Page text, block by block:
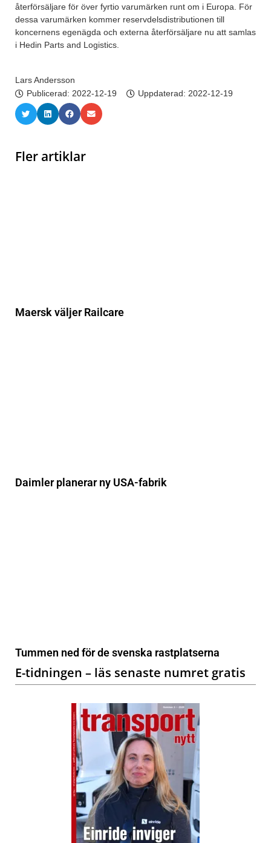
återförsäljare för över fyrtio varumärken runt om i Europa. För
dessa varumärken kommer reservdelsdistributionen till
koncernens egenägda och externa återförsäljare nu att samlas
i Hedin Parts and Logistics.
Lars Andersson
Publicerad: 2022-12-19 Uppdaterad: 2022-12-19
Fler artiklar
Maersk väljer Railcare
Daimler planerar ny USA-fabrik
Tummen ned för de svenska rastplatserna
E-tidningen – läs senaste numret gratis